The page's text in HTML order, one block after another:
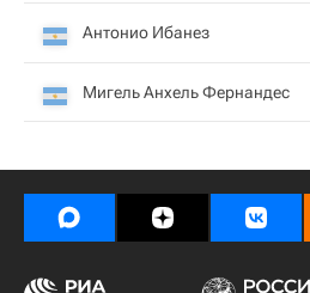
Антонио Ибанез
Мигель Анхель Фернандес